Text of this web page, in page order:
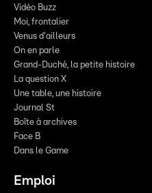
Vidéo Buzz
Moi, frontalier
Venus d'ailleurs
On en parle
Grand-Duché, la petite histoire
La question X
Une table, une histoire
Journal St
Boîte à archives
Face B
Dans le Game
Emploi